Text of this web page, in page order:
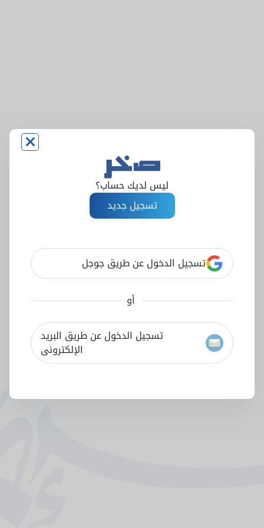
ليس لديك حساب؟
تسجيل جديد
تسجيل الدخول عن طريق جوجل
أو
تسجيل الدخول عن طريق البريد
الإلكترونى